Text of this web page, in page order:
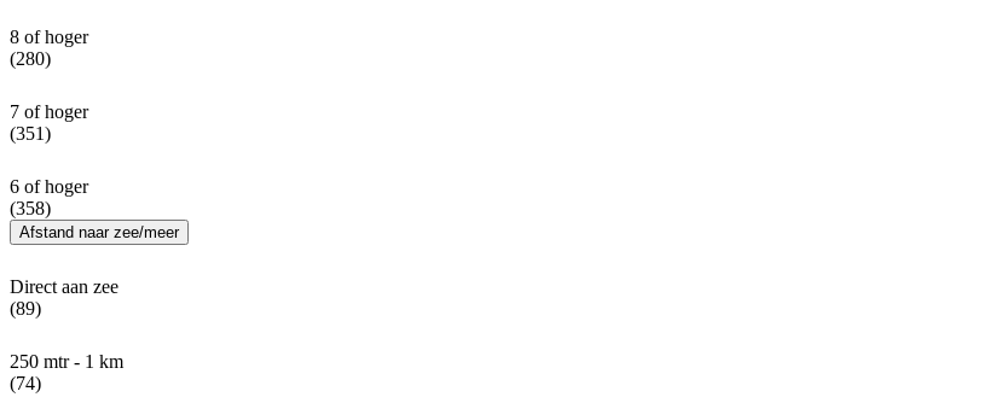
8 of hoger
(280)
7 of hoger
(351)
6 of hoger
(358)
Afstand naar zee/meer
Direct aan zee
(89)
250 mtr - 1 km
(74)